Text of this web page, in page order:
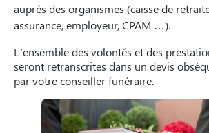
auprès des organismes (caisse de
assurance, employeur, CPAM …).
L’ensemble des volontés et des
seront retranscrites dans un devis
par votre conseiller funéraire.